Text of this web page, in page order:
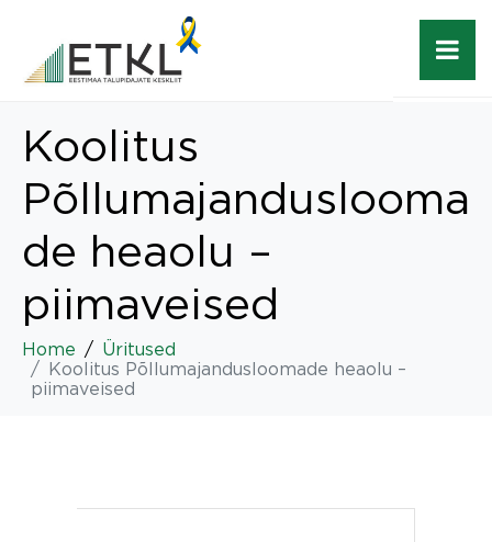
Koolitus
Põllumajanduslooma
de heaolu –
piimaveised
Home
Üritused
Koolitus Põllumajandusloomade heaolu –
piimaveised